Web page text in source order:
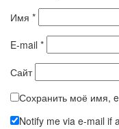
Имя *
E-mail *
Сайт
Сохранить моё имя,
Notify me via e-mail if